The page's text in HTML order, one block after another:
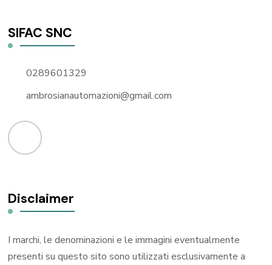
SIFAC SNC
0289601329
ambrosianautomazioni@gmail.com
Disclaimer
I marchi, le denominazioni e le immagini eventualmente
presenti su questo sito sono utilizzati esclusivamente a